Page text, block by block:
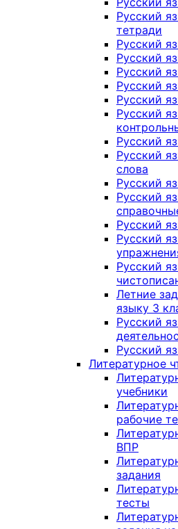
Русский
тетради
Русский
Русский
Русский
Русский
Русский
Русский
Русский
Русский
слова
Русский
Русский
Русский
Русский
Русский
Летние
языку 3
Русский
Русский
Литературное
учебники
рабочие
ВПР
задания
тесты